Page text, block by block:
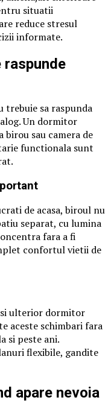
situatii
reduce stresul
informate.
raspunde
sa raspunda
Un dormitor
birou sau camera de
functionala sunt
de acasa, biroul nu
separat, cu lumina
fara a fi
confortul vietii de
si ulterior dormitor
aceste schimbari fara
si peste ani.
flexibile, gandite
apare nevoia